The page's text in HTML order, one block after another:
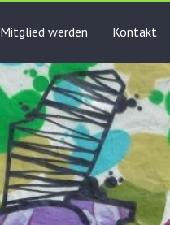
Mitglied werden Kontakt